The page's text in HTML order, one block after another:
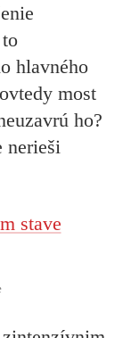
hlavného
most
ho?
nerieši